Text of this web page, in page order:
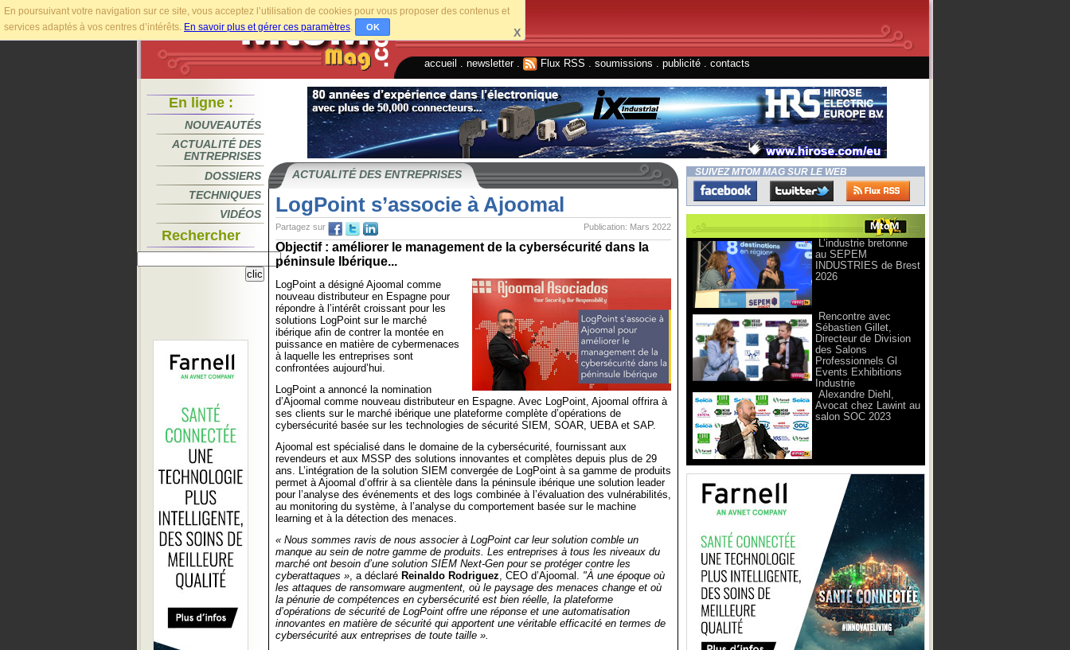
En poursuivant votre navigation sur ce site, vous acceptez l’utilisation de cookies pour vous proposer des contenus et
services adaptés à vos centres d’intérêts. En savoir plus et gérer ces paramètres. OK X
accueil newsletter. Flux RSS soumissions publicité contacts
En ligne :
NOUVEAUTÉS
ACTUALITÉ DES
ENTREPRISES
DOSSIERS
TECHNIQUES
VIDÉOS
Rechercher
ACTUALITÉ DES ENTREPRISES
LogPoint s’associe à Ajoomal
Publication: Mars 2022
Partagez sur
Objectif : améliorer le management de la cybersécurité dans la
péninsule Ibérique...
LogPoint a désigné Ajoomal comme
nouveau distributeur en Espagne pour
répondre à l’intérêt croissant pour les
solutions LogPoint sur le marché
ibérique afin de contrer la montée en
puissance en matière de cybermenaces
à laquelle les entreprises sont
confrontées aujourd’hui.
LogPoint a annoncé la nomination
d’Ajoomal comme nouveau distributeur en Espagne. Avec LogPoint, Ajoomal offrira à
ses clients sur le marché ibérique une plateforme complète d’opérations de
cybersécurité basée sur les technologies de sécurité SIEM, SOAR, UEBA et SAP.
Ajoomal est spécialisé dans le domaine de la cybersécurité, fournissant aux
revendeurs et aux MSSP des solutions innovantes et complètes depuis plus de 29
ans. L’intégration de la solution SIEM convergée de LogPoint à sa gamme de produits
permet à Ajoomal d’offrir à sa clientèle dans la péninsule ibérique une solution leader
pour l’analyse des événements et des logs combinée à l’évaluation des vulnérabilités,
au monitoring du système, à l’analyse du comportement basée sur le machine
learning et à la détection des menaces.
« Nous sommes ravis de nous associer à LogPoint car leur solution comble un
manque au sein de notre gamme de produits. Les entreprises à tous les niveaux du
marché ont besoin d’une solution SIEM Next-Gen pour se protéger contre les
cyberattaques », a déclaré Reinaldo Rodriguez, CEO d’Ajoomal. "À une époque où
les attaques de ransomware augmentent, où le paysage des menaces change et où
la pénurie de compétences en cybersécurité est bien réelle, la plateforme
d’opérations de sécurité de LogPoint offre une réponse et une automatisation
innovantes en matière de sécurité qui apportent une véritable efficacité en termes de
cybersécurité aux entreprises de toute taille ».
SUIVEZ MTOM MAG SUR LE WEB
L’industrie bretonne
au SEPEM
INDUSTRIES de Brest
2026
Rencontre avec
Sébastien Gillet,
Directeur de Division
des Salons
Professionnels Gl
Events Exhibitions
Industrie
Alexandre Diehl,
Avocat chez Lawint au
salon SOC 2023